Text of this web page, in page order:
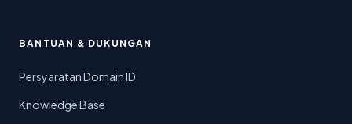
BANTUAN & DUKUNGAN
Persyaratan Domain ID
Knowledge Base